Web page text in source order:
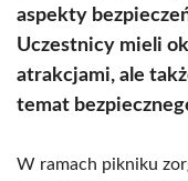
aspekty
Uczestnicy mieli
atrakcjami, ale
temat
W ramach pikniku